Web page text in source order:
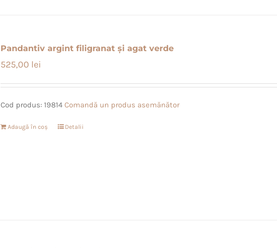
Pandantiv argint filigranat și agat verde
525,00 lei
Cod produs: 19814Comandă un produs asemănător
Adaugă în coș Detalii